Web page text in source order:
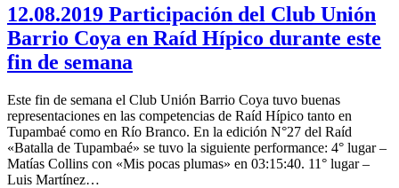
12.08.2019 Participación del Club Unión
Barrio Coya en Raíd Hípico durante este
fin de semana
Este fin de semana el Club Unión Barrio Coya tuvo buenas
representaciones en las competencias de Raíd Hípico tanto en
Tupambaé como en Río Branco. En la edición N°27 del Raíd
«Batalla de Tupambaé» se tuvo la siguiente performance: 4° lugar –
Matías Collins con «Mis pocas plumas» en 03:15:40. 11° lugar –
Luis Martínez…